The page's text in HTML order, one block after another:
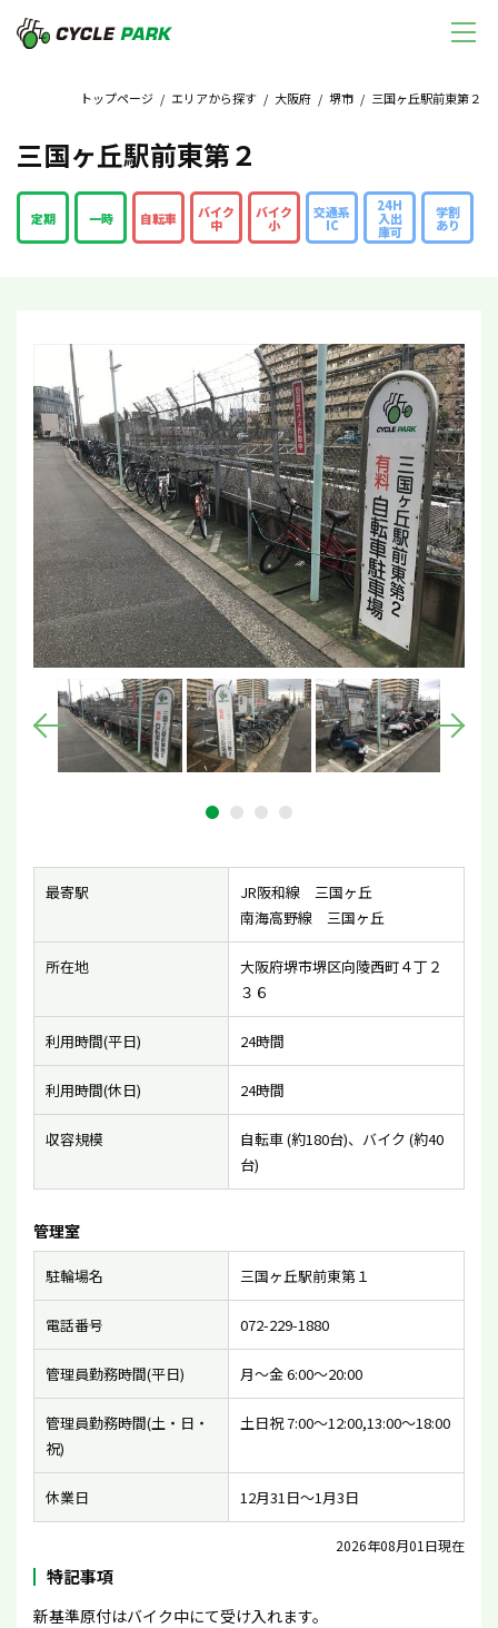
トップページ / エリアから探す / 大阪府 / 堺市 / 三国ヶ丘駅前東第２
三国ヶ丘駅前東第２
定期 一時 自転車 バイク
中
バイク
小
交通系
IC
24H
入出
庫可
学割
あり
最寄駅
JR阪和線 三国ヶ丘
南海高野線 三国ヶ丘
所在地
大阪府堺市堺区向陵西町４丁２
３６
利用時間(平日) 24時間
利用時間(休日) 24時間
収容規模
自転車 (約180台)、バイク (約40
台)
管理室
駐輪場名 三国ヶ丘駅前東第１
電話番号 072-229-1880
管理員勤務時間(平日) 月〜金 6:00〜20:00
管理員勤務時間(土・日・
祝)
土日祝 7:00〜12:00,13:00〜18:00
休業日 12月31日〜1月3日
2026年08月01日現在
特記事項
新基準原付はバイク中にて受け入れます。